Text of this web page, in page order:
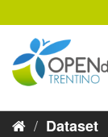
al
contenuto
Dataset